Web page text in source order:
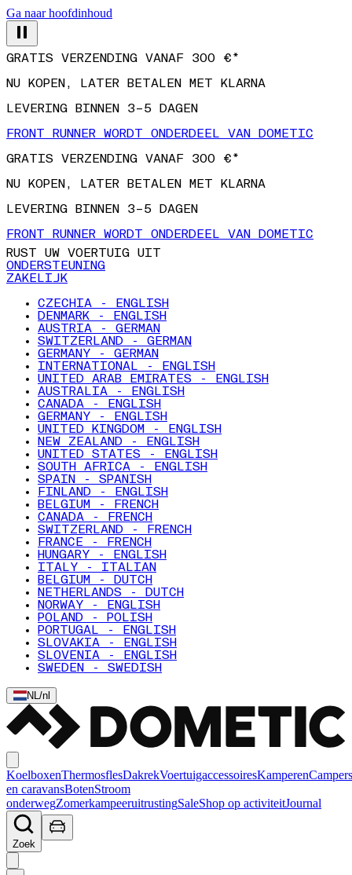
Ga naar hoofdinhoud
NU KOPEN, LATER BETALEN MET KLARNA
LEVERING BINNEN 3–5 DAGEN
FRONT RUNNER WORDT ONDERDEEL VAN DOMETIC
GRATIS VERZENDING VANAF 300 €*
NU KOPEN, LATER BETALEN MET KLARNA
LEVERING BINNEN 3–5 DAGEN
FRONT RUNNER WORDT ONDERDEEL VAN DOMETIC
RUST UW VOERTUIG UIT
ONDERSTEUNING
ZAKELIJK
CZECHIA - ENGLISH
DENMARK - ENGLISH
AUSTRIA - GERMAN
SWITZERLAND - GERMAN
GERMANY - GERMAN
INTERNATIONAL - ENGLISH
UNITED ARAB EMIRATES - ENGLISH
AUSTRALIA - ENGLISH
CANADA - ENGLISH
GERMANY - ENGLISH
UNITED KINGDOM - ENGLISH
NEW ZEALAND - ENGLISH
UNITED STATES - ENGLISH
SOUTH AFRICA - ENGLISH
SPAIN - SPANISH
FINLAND - ENGLISH
BELGIUM - FRENCH
CANADA - FRENCH
SWITZERLAND - FRENCH
FRANCE - FRENCH
HUNGARY - ENGLISH
ITALY - ITALIAN
BELGIUM - DUTCH
NETHERLANDS - DUTCH
NORWAY - ENGLISH
POLAND - POLISH
PORTUGAL - ENGLISH
SLOVAKIA - ENGLISH
SLOVENIA - ENGLISH
SWEDEN - SWEDISH
NL/nl
KoelboxenThermosflesDakrekVoertuigaccessoiresKamperenCampers
en caravansBotenStroom
onderwegZomerkampeeruitrustingSaleShop op activiteitJournal
Zoek